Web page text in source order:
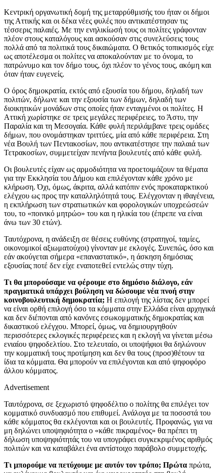
Κεντρική οργανωτική δομή της μεταρρύθμισής του ήταν οι δήμοι
της Αττικής και οι δέκα νέες φυλές που αντικατέστησαν τις
τέσσερις παλαιές. Με την ενηλικίωσή τους οι πολίτες γράφονταν
πλέον στους καταλόγους και ασκούσαν στις συνελεύσεις τους
πολλά από τα πολιτικά τους δικαιώματα. Ο θετικός τοπικισμός είχε
ως αποτέλεσμα οι πολίτες να αποκαλούνταν με το όνομα, το
πατρώνυμο και τον δήμο τους, όχι πλέον το γένος τους, ακόμη και
όταν ήταν ευγενείς.
Ο όρος δημοκρατία, εκτός από εξουσία του δήμου, δηλαδή των
πολιτών, δήλωνε και την εξουσία των δήμων, δηλαδή των
διοικητικών μονάδων στις οποίες ήταν ενταγμένοι οι πολίτες. Η
Αττική χωρίστηκε σε τρεις μεγάλες περιφέρειες, το Άστυ, την
Παραλία και τη Μεσογαία. Κάθε φυλή περιλάμβανε τρεις ομάδες
δήμων, που ονομάστηκαν τριττύες, μία από κάθε περιφέρεια. Στη
νέα Βουλή των Πεντακοσίων, που αντικατέστησε την παλαιά των
Τετρακοσίων, συμμετείχαν πενήντα βουλευτές από κάθε φυλή.
Οι βουλευτές είχαν ως αρμοδιότητα να προετοιμάζουν τα θέματα
για την Εκκλησία του Δήμου και επιλέγονταν κάθε χρόνο με
κλήρωση. Όχι, όμως, άκριτα, αλλά κατόπιν ενός προκαταρκτικού
ελέγχου ως προς την καταλληλότητά τους. Ελέγχονταν η ιθαγένεια,
η εκπλήρωση των στρατιωτικών και φορολογικών υποχρεώσεών
του, το «ποινικό μητρώο» του και η ηλικία του (έπρεπε να είναι
άνω των 30 ετών).
Ταυτόχρονα, η ανάδειξη σε θέσεις ευθύνης (στρατηγοί, ταμίες,
οικονομικοί αξιωματούχοι) γίνονταν με εκλογές. Συνεπώς, όσο και
εάν ακούγεται σήμερα «επαναστατικό», η άσκηση δημόσιας
εξουσίας ποτέ δεν είχε εναποτεθεί εντελώς στην τύχη.
Τι θα μπορούσαμε να φέρουμε στο δημόσιο διάλογο, εάν
πραγματικά υπάρχει βούληση να δώσουμε νέα πνοή στην
κοινοβουλευτική δημοκρατία; Η επιλογή της λίστας δεν μπορεί
να είναι ορθή επιλογή όσο τα κόμματα στην Ελλάδα είναι αρχηγικά
και δεν διέπονται από κανόνες εσωκομματικής δημοκρατίας και
δικαστικού ελέγχου. Μπορεί, όμως, να δημιουργηθούν
περισσότερες εκλογικές περιφέρειες και η εκλογή να γίνεται μέσω
ενιαίου ψηφοδελτίου. Στο τελευταίο, οι υποψήφιοι θα δηλώνουν
την κομματική τους προτίμηση και δεν θα τους (προσ)θέτουν τα
ίδια τα κόμματα. Θα μπορούν να επιλέγονται και από ψηφοφόρο
άλλου κόμματος.
Advertisement
Ταυτόχρονα, σε ξεχωριστό ψηφοδέλτιο ο πολίτης θα επιλέγει τον
κομματικό συνδυασμό που επιθυμεί. Ανάλογα με τα ποσοστά του
κάθε κόμματος θα εκλέγονται και οι βουλευτές. Προφανώς, για να
μη δηλώνει υποψηφιότητα ο «κάθε πικραμένος» θα πρέπει τη
δήλωση υποψηφιότητάς του να υπογράφει συγκεκριμένος αριθμός
πολιτών και να καταβάλει ένα αντίστοιχο παράβολο συμμετοχής.
Τι μπορούμε να πετύχουμε με αυτόν τον τρόπο; Πρώτα πρώτα,